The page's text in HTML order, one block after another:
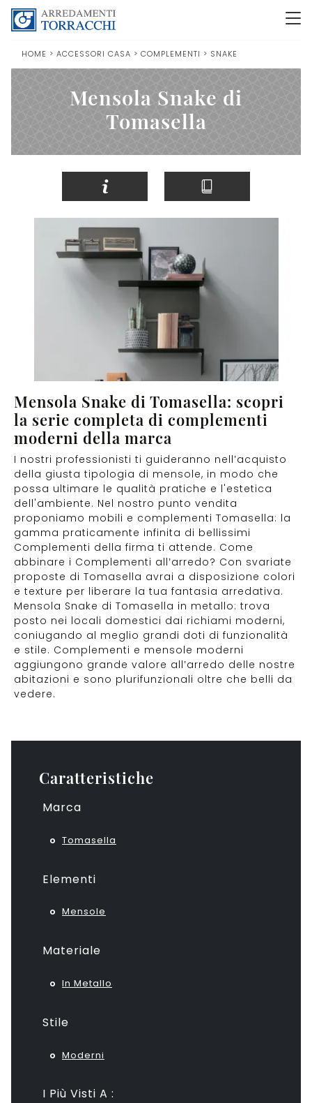
HOME > ACCESSORI CASA > COMPLEMENTI > SNAKE
Mensola Snake di
Tomasella
Mensola Snake di Tomasella: scopri
la serie completa di complementi
moderni della marca
I nostri professionisti ti guideranno nell’acquisto
della giusta tipologia di mensole, in modo che
possa ultimare le qualità pratiche e l'estetica
dell'ambiente. Nel nostro punto vendita
proponiamo mobili e complementi Tomasella: la
gamma praticamente infinita di bellissimi
Complementi della firma ti attende. Come
abbinare i Complementi all’arredo? Con svariate
proposte di Tomasella avrai a disposizione colori
e texture per liberare la tua fantasia arredativa.
Mensola Snake di Tomasella in metallo: trova
posto nei locali domestici dai richiami moderni,
coniugando al meglio grandi doti di funzionalità
e stile. Complementi e mensole moderni
aggiungono grande valore all’arredo delle nostre
abitazioni e sono plurifunzionali oltre che belli da
vedere.
Caratteristiche
Marca
Tomasella
Elementi
Mensole
Materiale
In Metallo
Stile
Moderni
I Più Visti A :